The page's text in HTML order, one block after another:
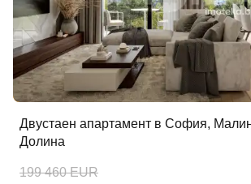
Двустаен апартамент в София,
Долина
199 460 EUR